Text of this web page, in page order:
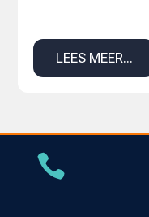
LEES MEER...
